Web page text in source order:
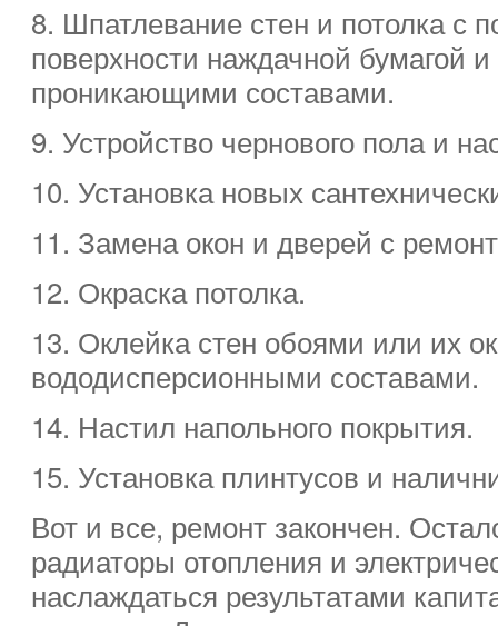
8. Шпатлевание стен и потолка с
поверхности наждачной бумагой и
проникающими составами.
9. Устройство чернового пола и
10. Установка новых
11. Замена окон и дверей с
12. Окраска потолка.
13. Оклейка стен обоями или их
вододисперсионными составами.
14. Настил напольного покрытия.
15. Установка плинтусов и
Вот и все, ремонт закончен.
радиаторы отопления и
наслаждаться результатами